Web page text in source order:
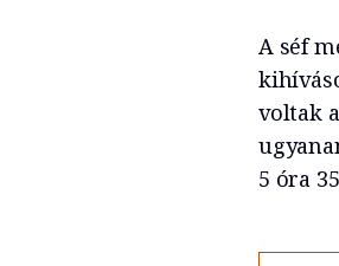
A séf
voltak
5 óra